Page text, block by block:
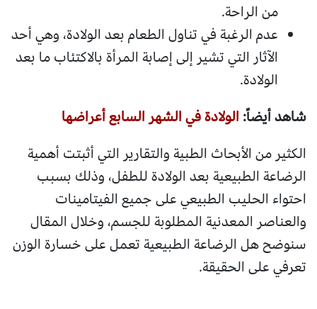
من الراحة.
عدم الرغبة في تناول الطعام بعد الولادة، وهي أحد
الآثار التي تشير إلى إصابة المرأة بالاكتئاب ما بعد
الولادة.
شاهد أيضاً: الولادة في الشهر السابع أعراضها
الكثير من الأبحاث الطبية والتقارير التي أثبتت أهمية
الرضاعة الطبيعية بعد الولادة للطفل، وذلك بسبب
احتواء الحليب الطبيعي على جميع الفيتامينات
والعناصر المعدنية المطلوبة للجسم، وخلال المقال
سنوضح هل الرضاعة الطبيعية تعمل على خسارة الوزن
تعرفي على الحقيقة.